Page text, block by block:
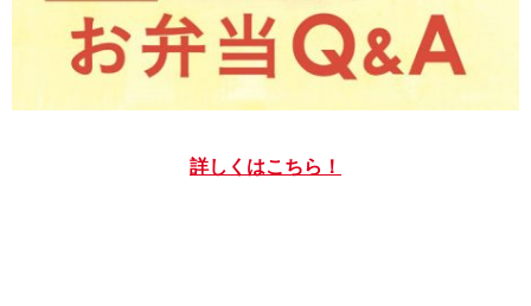
詳しくはこちら！